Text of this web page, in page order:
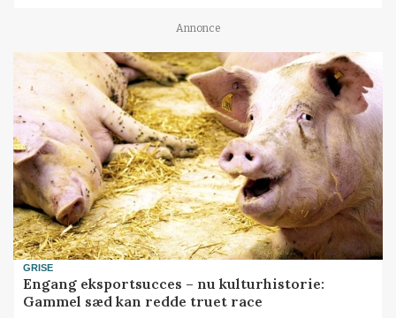
Annonce
GRISE
Engang eksportsucces – nu kulturhistorie:
Gammel sæd kan redde truet race